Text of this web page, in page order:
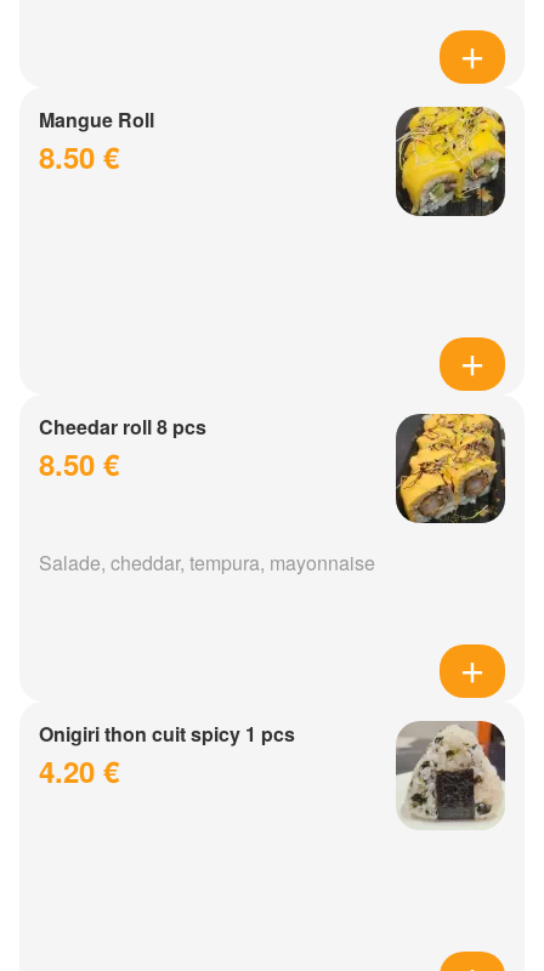
Mangue Roll
8.50 €
Cheedar roll 8 pcs
8.50 €
Salade, cheddar, tempura, mayonnaise
Onigiri thon cuit spicy 1 pcs
4.20 €